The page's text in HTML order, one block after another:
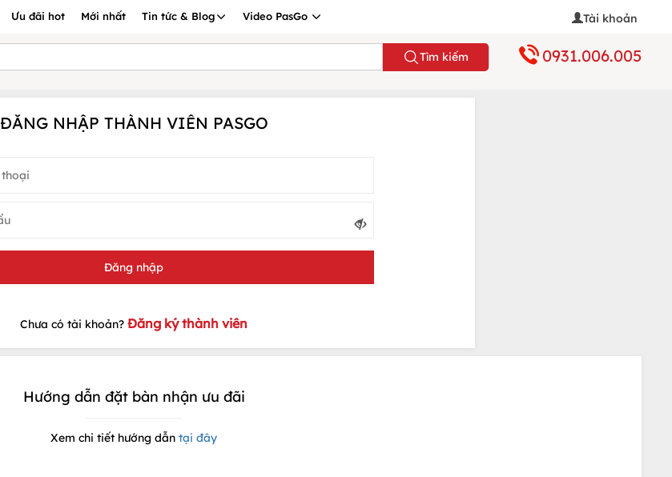
Ưu đãi hot Mới nhất Tin tức & Blog Video PasGo Tài khoản
Tìm kiếm 0931.006.005
ĐĂNG NHẬP THÀNH VIÊN PASGO
Chưa có tài khoản? Đăng ký thành viên
Hướng dẫn đặt bàn nhận ưu đãi
Xem chi tiết hướng dẫn tại đây